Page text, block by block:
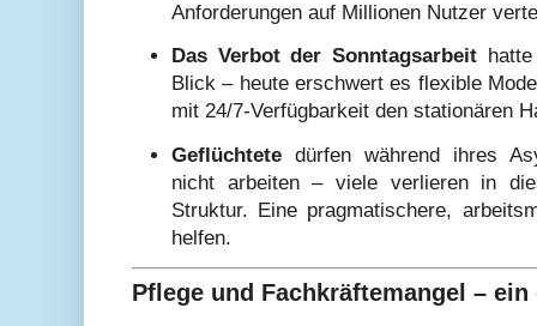
Anforderungen auf Millionen Nutzer
Das Verbot der Sonntagsarbeit
Blick – heute erschwert es flexible
mit 24/7-Verfügbarkeit den stationären
Geflüchtete dürfen während ihres
nicht arbeiten – viele verlieren in
Struktur. Eine pragmatischere,
helfen.
Pflege und Fachkräftemangel –